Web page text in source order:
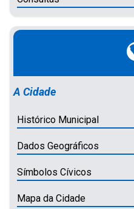
A Cidade
Histórico Municipal
Dados Geográficos
Símbolos Cívicos
Mapa da Cidade